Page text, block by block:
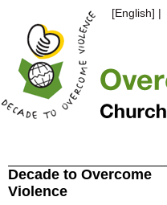
[English] |
Decade to Overcome
Violence